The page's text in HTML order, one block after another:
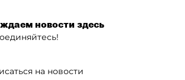
новости здесь
на новости